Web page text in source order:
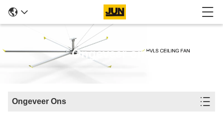
Ongeveer ons
Ongeveer Ons